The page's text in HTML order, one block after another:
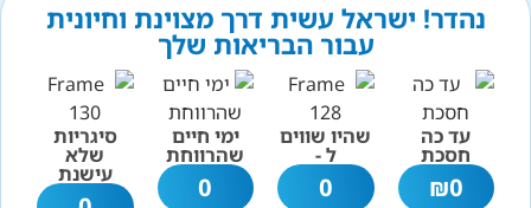
נהדר! ישראל עשית דרך מצוינת וחיונית
עבור הבריאות שלך
עד כה
חסכת
0
₪
שהיו שווים
ל -
0
ימי חיים
שהרווחת
0
סיגריות
שלא
עישנת